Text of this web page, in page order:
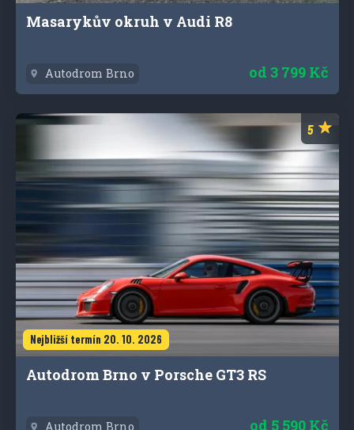
Masarykův okruh v Audi R8
Autodrom Brno od 3 799 Kč
Nejbližší termín 20. 10. 2026
Autodrom Brno v Porsche GT3 RS
Autodrom Brno od 5 590 Kč